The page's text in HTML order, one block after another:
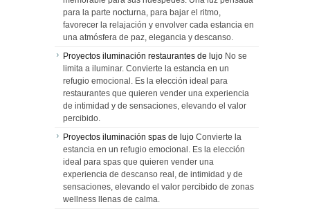
para la parte nocturna, para bajar el ritmo,
favorecer la relajación y envolver cada estancia en
una atmósfera de paz, elegancia y descanso.
Proyectos iluminación restaurantes de lujo No se
limita a iluminar. Convierte la estancia en un
refugio emocional. Es la elección ideal para
restaurantes que quieren vender una experiencia
de intimidad y de sensaciones, elevando el valor
percibido.
Proyectos iluminación spas de lujo Convierte la
estancia en un refugio emocional. Es la elección
ideal para spas que quieren vender una
experiencia de descanso real, de intimidad y de
sensaciones, elevando el valor percibido de zonas
wellness llenas de calma.